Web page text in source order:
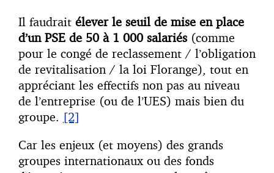
Il faudrait élever le seuil de mise en place
d’un PSE de 50 à 1 000 salariés (comme
pour le congé de reclassement / l’obligation
de revitalisation / la loi Florange), tout en
appréciant les effectifs non pas au niveau
de l’entreprise (ou de l’UES) mais bien du
groupe. [2]
Car les enjeux (et moyens) des grands
groupes internationaux ou des fonds